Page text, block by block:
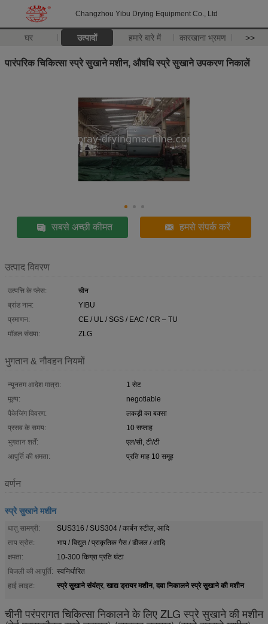
Changzhou Yibu Drying Equipment Co., Ltd
घर उत्पादों हमारे बारे में कारखाना भ्रमण >>
पारंपरिक चिकित्सा स्प्रे सुखाने मशीन, औषधि स्प्रे सुखाने उपकरण निकालें
सबसे अच्छी कीमत हमसे संपर्क करें
उत्पाद विवरण
उत्पत्ति के प्लेस:
चीन
ब्रांड नाम:
YIBU
प्रमाणन:
CE / UL / SGS / EAC / CR – TU
मॉडल संख्या:
ZLG
भुगतान & नौवहन नियमों
न्यूनतम आदेश मात्रा:
1 सेट
मूल्य:
negotiable
पैकेजिंग विवरण:
लकड़ी का बक्सा
प्रसव के समय:
10 सप्ताह
भुगतान शर्तें:
एल/सी, टी/टी
आपूर्ति की क्षमता:
प्रति माह 10 समूह
वर्णन
स्प्रे सुखाने मशीन
धातु सामग्री:
SUS316 / SUS304 / कार्बन स्टील, आदि
ताप स्रोत:
भाप / विद्युत / प्राकृतिक गैस / डीजल / आदि
क्षमता:
10-300 किग्रा प्रति घंटा
बिजली की आपूर्ति: स्वनिर्धारित
हाई लाइट:
स्प्रे सुखाने संयंत्र, खाद्य ड्रायर मशीन, दवा निकालने स्प्रे सुखाने की मशीन
चीनी परंपरागत चिकित्सा निकालने के लिए ZLG स्प्रे सुखाने की मशीन